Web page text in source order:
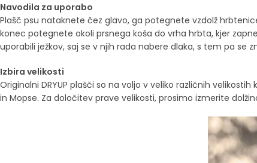
Navodila za uporabo
Plašč psu nataknete čez glavo, ga potegnete vzdolž
konec potegnete okoli prsnega koša do vrha hrbta, kjer
uporabili ježkov, saj se v njih rada nabere dlaka, s tem pa se
Izbira velikosti
Originalni DRYUP plašči so na voljo v veliko različnih
in Mopse. Za določitev prave velikosti, prosimo izmerite